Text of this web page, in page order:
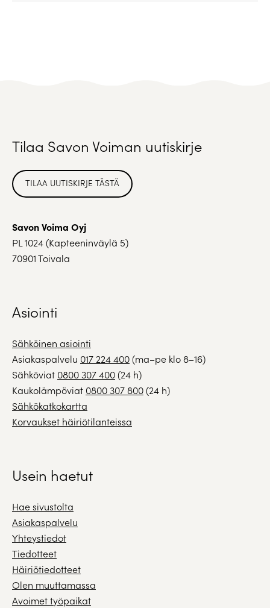
Tilaa Savon Voiman uutiskirje
TILAA UUTISKIRJE TÄSTÄ
Savon Voima Oyj
PL 1024 (Kapteeninväylä 5)
70901 Toivala
Asiointi
Sähköinen asiointi
Asiakaspalvelu 017 224 400(ma–pe klo 8–16)
Sähköviat 0800 307 400(24 h)
Kaukolämpöviat 0800 307 800(24 h)
Sähkökatkokartta
Korvaukset häiriötilanteissa
Usein haetut
Hae sivustolta
Asiakaspalvelu
Yhteystiedot
Tiedotteet
Häiriötiedotteet
Olen muuttamassa
Avoimet työpaikat